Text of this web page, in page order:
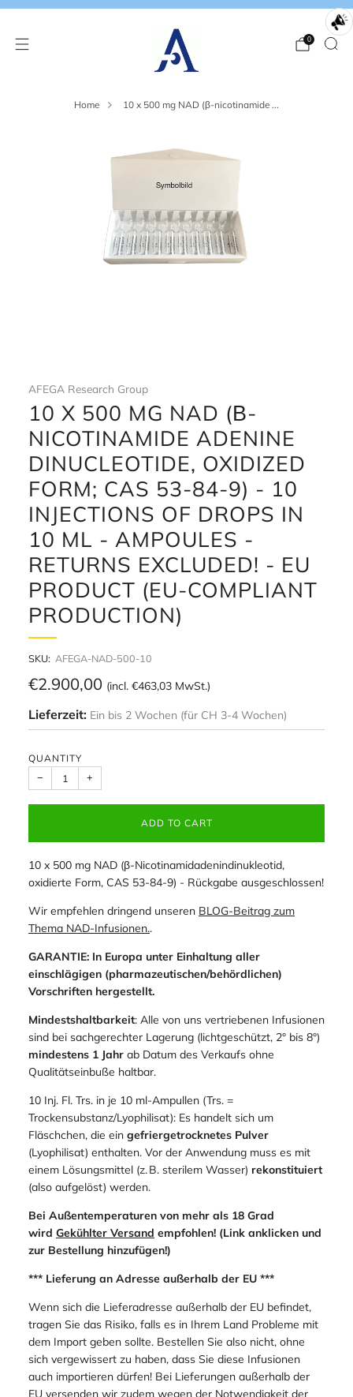
0
Home 10 x 500 mg NAD (β-nicotinamide ...
AFEGA Research Group
10 X 500 MG NAD (Β-
NICOTINAMIDE ADENINE
DINUCLEOTIDE, OXIDIZED
FORM; CAS 53-84-9) - 10
INJECTIONS OF DROPS IN
10 ML - AMPOULES -
RETURNS EXCLUDED! - EU
PRODUCT (EU-COMPLIANT
PRODUCTION)
SKU: AFEGA-NAD-500-10
€2900.00 Pre-order
Lieferzeit: Ein bis 2 Wochen (für CH 3-4 Wochen)
QUANTITY
− +
oxidierte Form, CAS 53-84-9) - Rückgabe ausgeschlossen!
Wir empfehlen dringend unseren
GARANTIE: In Europa unter Einhaltung aller
einschlägigen (pharmazeutischen/behördlichen)
Vorschriften hergestellt.
Mindestshaltbarkeit : Alle von uns vertriebenen Infusionen
sind bei sachgerechter Lagerung (lichtgeschützt, 2° bis 8°)
mindestens 1 Jahr ab Datum des Verkaufs ohne
Qualitätseinbuße haltbar.
10 Inj. Fl. Trs. in je 10 ml-Ampullen (Trs. =
Fläschchen, die eingefriergetrocknetes Pulver
(Lyophilisat) enthalten. Vor der Anwendung muss es mit
einem Lösungsmittel (z. B. sterilem Wasser)
wird Gekühlter Versand empfohlen! (Link anklicken und
zur Bestellung hinzufügen!)
*** Lieferung an Adresse außerhalb der EU ***
Wenn sich die Lieferadresse außerhalb der EU befindet,